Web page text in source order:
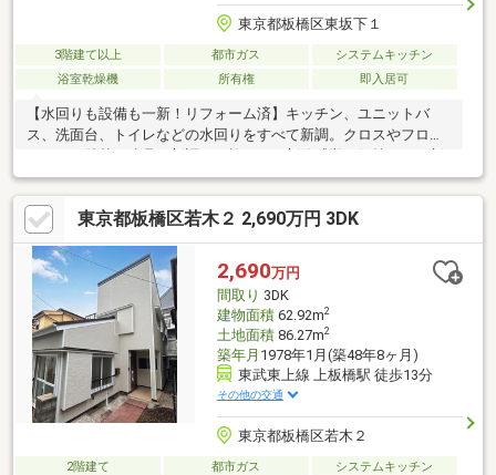
東京都板橋区東坂下１
3階建て以上 都市ガス
システムキッチン
浴室乾燥機
所有権 即入居可
【水回りも設備も一新！リフォーム済】キッチン、ユニットバ
ス、洗面台、トイレなどの水回りをすべて新調。クロスやフロア
生活をスタートできます【家族それぞれに個室を持てる4LDK】
15.5帖のゆったりとしたLDKに加え、独立性の高い4つの居室を確
保。子ども部屋や本格的なテレワークスペースなど、家族の成長
や変化に合わせて柔軟に使えます【三田線「志村坂上」駅徒歩12
分の好立地】大手町や日比谷などの都心へダイレクトにアクセス
できる都営三田線が日常使いに。周辺は平坦な地勢のため、駅ま
でのアプローチも快適です
東京都板橋区若木２ 2,690万円 3DK
2,690万円
間取り 3DK
建物面積62.92m2
土地面積86.27m2
築年月 1978年1月(築48年8ヶ月)
東武東上線 上板橋駅 徒歩13分
その他の交通
東京都板橋区若木２
2階建て 都市ガス システムキッチン